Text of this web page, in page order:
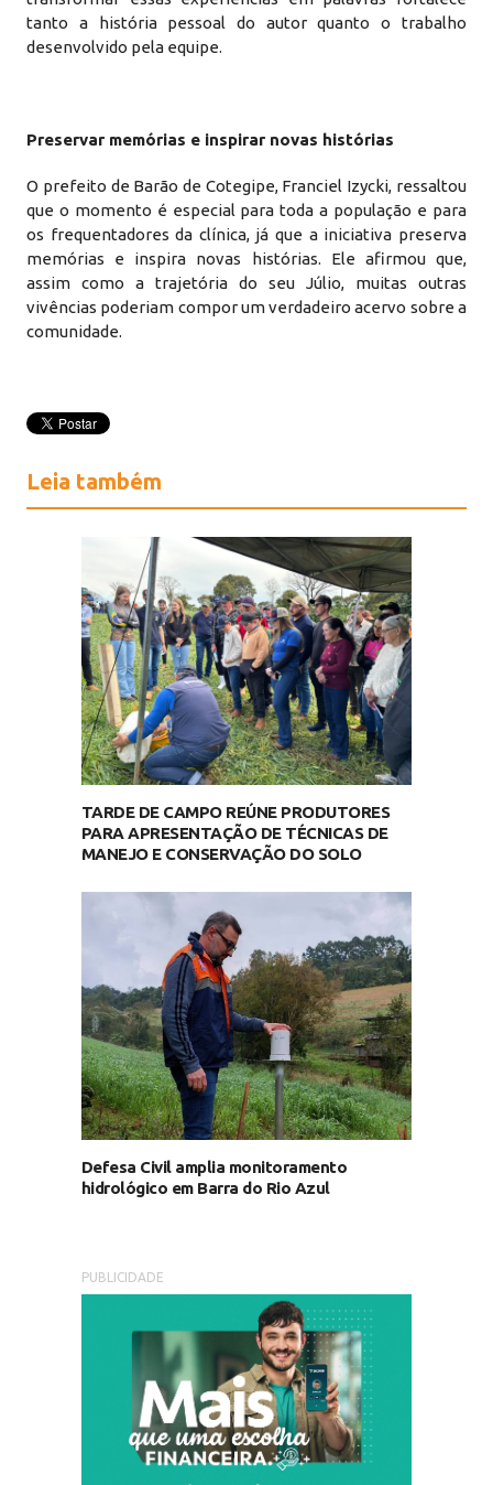
tanto a história pessoal do autor quanto o trabalho
desenvolvido pela equipe.
Preservar memórias e inspirar novas histórias
O prefeito de Barão de Cotegipe, Franciel Izycki, ressaltou
que o momento é especial para toda a população e para
os frequentadores da clínica, já que a iniciativa preserva
memórias e inspira novas histórias. Ele afirmou que,
assim como a trajetória do seu Júlio, muitas outras
vivências poderiam compor um verdadeiro acervo sobre a
comunidade.
Leia também
TARDE DE CAMPO REÚNE PRODUTORES
PARA APRESENTAÇÃO DE TÉCNICAS DE
MANEJO E CONSERVAÇÃO DO SOLO
Defesa Civil amplia monitoramento
hidrológico em Barra do Rio Azul
PUBLICIDADE